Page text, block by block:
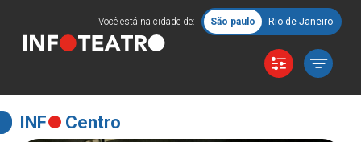
Você está na cidade de: São paulo Rio de Janeiro
INF Centro